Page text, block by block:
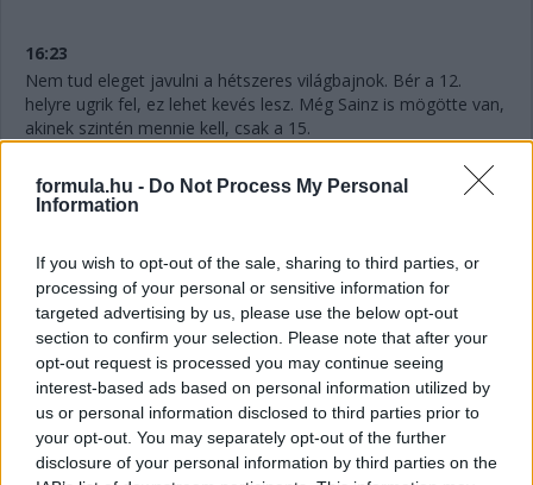
formula.hu - Do Not Process My Personal
Information
If you wish to opt-out of the sale, sharing to third parties, or
processing of your personal or sensitive information for
targeted advertising by us, please use the below opt-out
section to confirm your selection. Please note that after your
opt-out request is processed you may continue seeing
interest-based ads based on personal information utilized by
us or personal information disclosed to third parties prior to
your opt-out. You may separately opt-out of the further
disclosure of your personal information by third parties on the
16:23
Nem tud eleget javulni a hétszeres világbajnok. Bér a 12.
helyre ugrik fel, ez lehet kevés lesz. Még Sainz is mögötte van,
akinek szintén mennie kell, csak a 15.
16:22
idők javulásával szinte biztosan utolsó lesz majd. Nagy
tűzijáték várható itt!
16:21
Gyorsan változnak a dolgok! Alonso az élen 1:12.886-os
idővel, Ocon a második 133 ezredes lemaradással, de
meglepetés Gasly harmadik, illetőleg De Vries hatodik helye is.